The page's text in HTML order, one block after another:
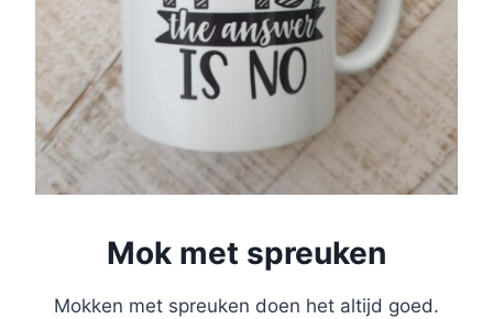
Mok met spreuken
Mokken met spreuken doen het altijd goed.